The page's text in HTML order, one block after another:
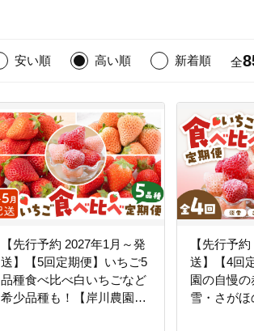
安い順 高い順 新着順 全
【先行予約 2027年1月～発
送】【5回定期便】いちご5
品種食べ比べ白いちごなど
希少品種も！【岸川農園】/
【先行予
送】【4回
園の自慢
雪・さがほ